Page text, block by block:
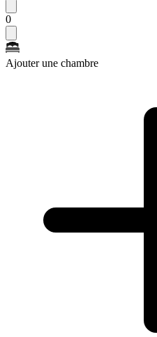
0
Ajouter une chambre